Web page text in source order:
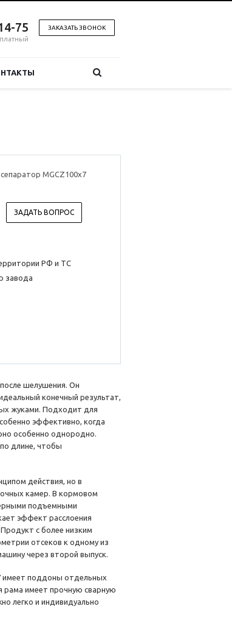
ЗАКАЗАТЬ ЗВОНОК
75
MGCZ100x7
ЗАДАТЬ ВОПРОС
РФ и ТС
завода
шелушения. Он
конечный результат,
жуками. Подходит для
эффективно, когда
особенно однородно.
длине, чтобы
действия, но в
камер. В кормовом
подъемными
эффект расслоения
с более низким
отсеков к одному из
через второй выпуск.
имеет поддоны отдельных
рама имеет прочную сварную
легко и индивидуально